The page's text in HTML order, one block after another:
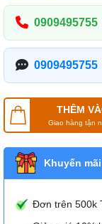
0909495755
0909495755
THÊM
Giao hàng tận
Khuyến
Đơn trên 500k